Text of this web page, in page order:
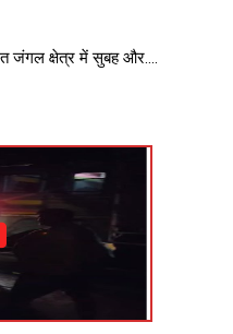
जंगल क्षेत्र में सुबह और....